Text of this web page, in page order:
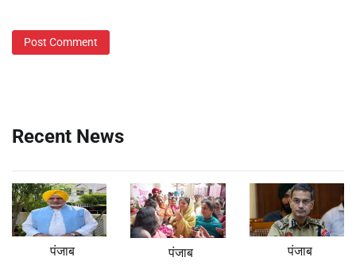
Recent News
पंजाब पंजाब पंजाब